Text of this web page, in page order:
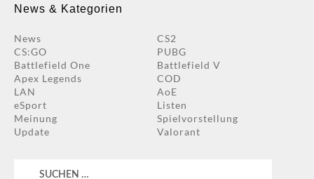
News & Kategorien
News
CS2
CS:GO
PUBG
Battlefield One
Battlefield V
Apex Legends
COD
LAN
AoE
eSport
Listen
Meinung
Spielvorstellung
Update
Valorant
Suchen